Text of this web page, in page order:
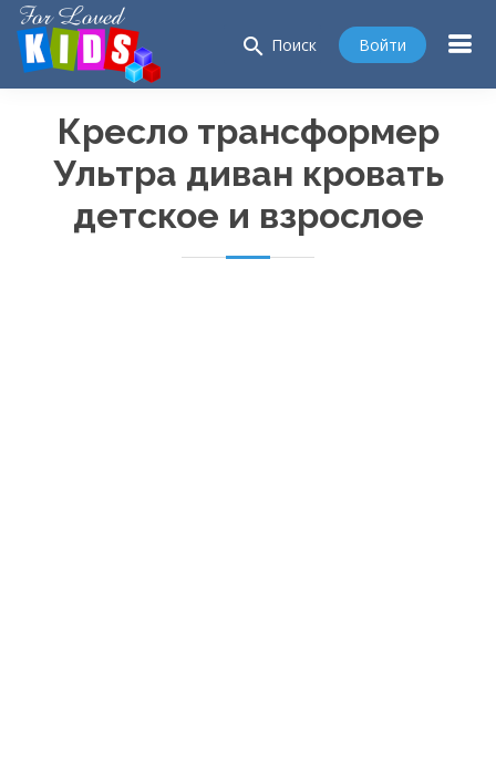
search Поиск Войти
Кресло трансформер
Ультра диван кровать
детское и взрослое